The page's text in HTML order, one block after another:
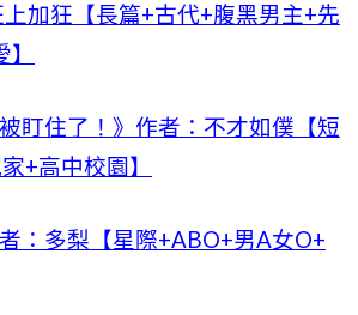
上加狂【長篇+古代+腹黑男主+先
盯住了！》作者：不才如僕【短
+高中校園】
：多梨【星際+ABO+男A女O+